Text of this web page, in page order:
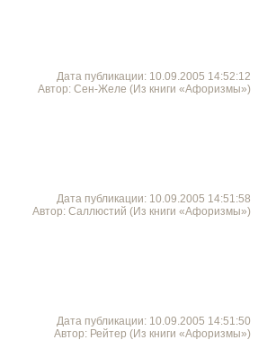
Дата публикации: 10.09.2005 14:52:12
Автор: Сен-Желе (Из книги «Афоризмы»)
Дата публикации: 10.09.2005 14:51:58
Автор: Саллюстий (Из книги «Афоризмы»)
Дата публикации: 10.09.2005 14:51:50
Автор: Рейтер (Из книги «Афоризмы»)